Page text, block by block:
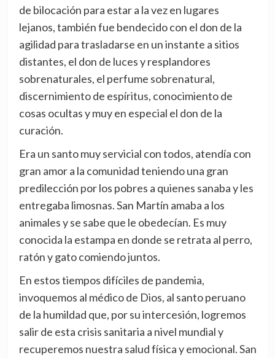
de bilocación para estar a la vez en lugares
lejanos, también fue bendecido con el don de la
agilidad para trasladarse en un instante a sitios
distantes, el don de luces y resplandores
sobrenaturales, el perfume sobrenatural,
discernimiento de espíritus, conocimiento de
cosas ocultas y muy en especial el don de la
curación.
Era un santo muy servicial con todos, atendía con
gran amor a la comunidad teniendo una gran
predilección por los pobres a quienes sanaba y les
entregaba limosnas. San Martín amaba a los
animales y se sabe que le obedecían. Es muy
conocida la estampa en donde se retrata al perro,
ratón y gato comiendo juntos.
En estos tiempos difíciles de pandemia,
invoquemos al médico de Dios, al santo peruano
de la humildad que, por su intercesión, logremos
salir de esta crisis sanitaria a nivel mundial y
recuperemos nuestra salud física y emocional. San